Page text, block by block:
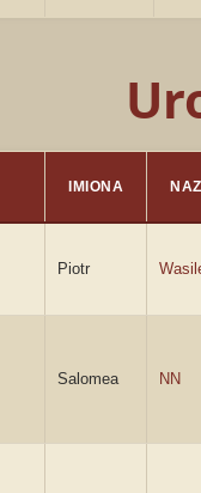
IMIONA
Piotr
Salomea NN